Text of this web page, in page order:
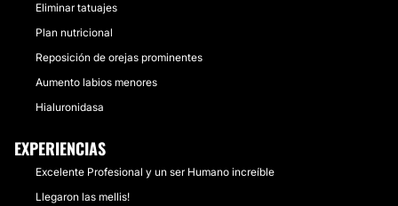
Eliminar tatuajes
Plan nutricional
Reposición de orejas prominentes
Aumento labios menores
Hialuronidasa
EXPERIENCIAS
Excelente Profesional y un ser Humano increíble
Llegaron las mellis!